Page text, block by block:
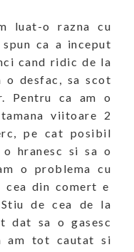
luat-o razna cu
ca a inceput
cand ridic de la
desfac, sa scot
Pentru ca am o
viitoare 2
pe cat posibil
hranesc si sa o
o problema cu
cea din comert e
de cea de la
dat sa o gasesc
am tot cautat si